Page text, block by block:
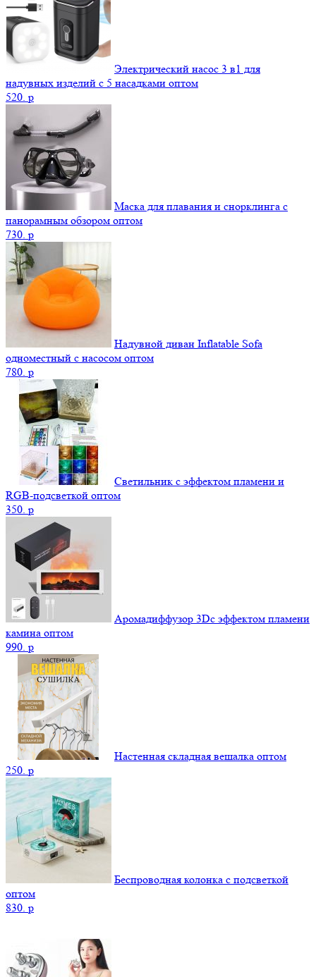
Электрический насос 3 в1 для
надувных изделий с 5 насадками оптом
520. p
Маска для плавания и снорклинга с
панорамным обзором оптом
730. p
Надувной диван Inflatable Sofa
одноместный с насосом оптом
780. p
Светильник с эффектом пламени и
RGB-подсветкой оптом
350. p
Аромадиффузор 3Dс эффектом пламени
камина оптом
990. p
Настенная складная вешалка оптом
250. p
Беспроводная колонка с подсветкой
оптом
830. p